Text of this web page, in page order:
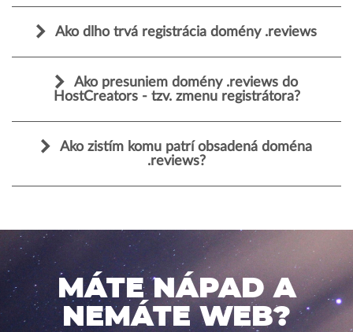
Ako dlho trvá registrácia domény .reviews
Ako presuniem domény .reviews do
HostCreators - tzv. zmenu registrátora?
Ako zistím komu patrí obsadená doména
.reviews?
MÁTE NÁPAD A
NEMÁTE WEB?